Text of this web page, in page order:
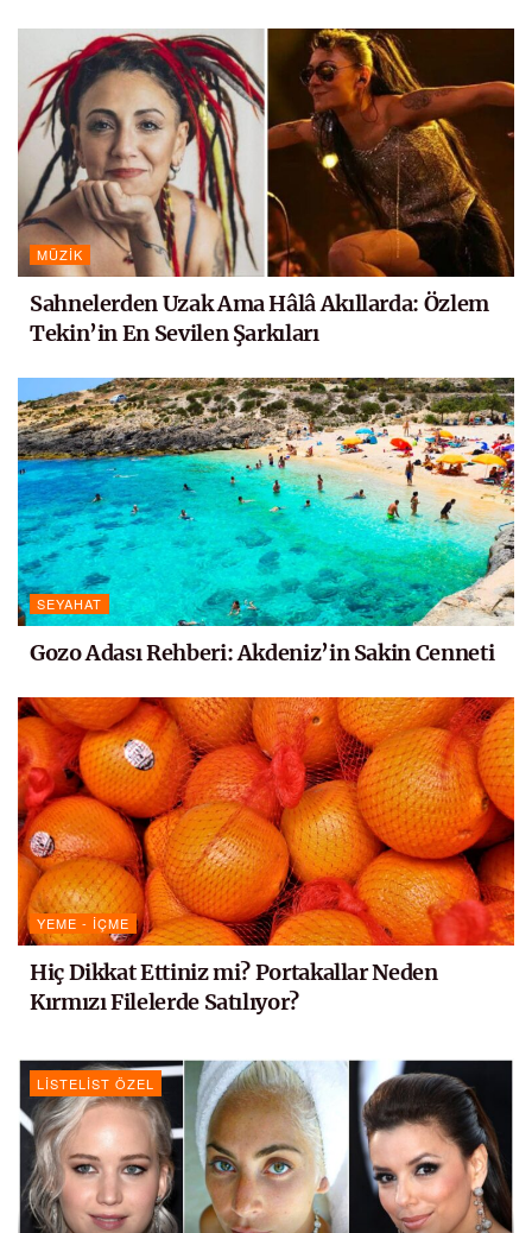
MÜZIK
Sahnelerden Uzak Ama Hâlâ Akıllarda: Özlem
Tekin’in En Sevilen Şarkıları
SEYAHAT
Gozo Adası Rehberi: Akdeniz’in Sakin Cenneti
YEME - İÇME
Hiç Dikkat Ettiniz mi? Portakallar Neden
Kırmızı Filelerde Satılıyor?
LISTELIST ÖZEL